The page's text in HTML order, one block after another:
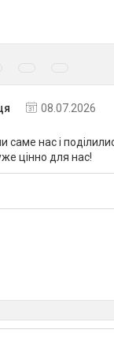
08.07.2026
нас і
цінно для нас!